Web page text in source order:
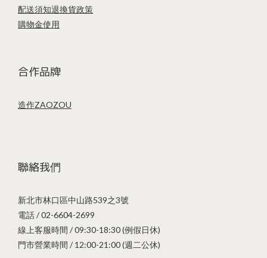
配送須知退換貨政策
購物金使用
合作品牌
造作ZAOZOU
聯絡我們
新北市林口區中山路539之3號
電話 / 02-6604-2699
線上客服時間 / 09:30-18:30 (例假日休)
門市營業時間 / 12:00-21:00 (週二公休)